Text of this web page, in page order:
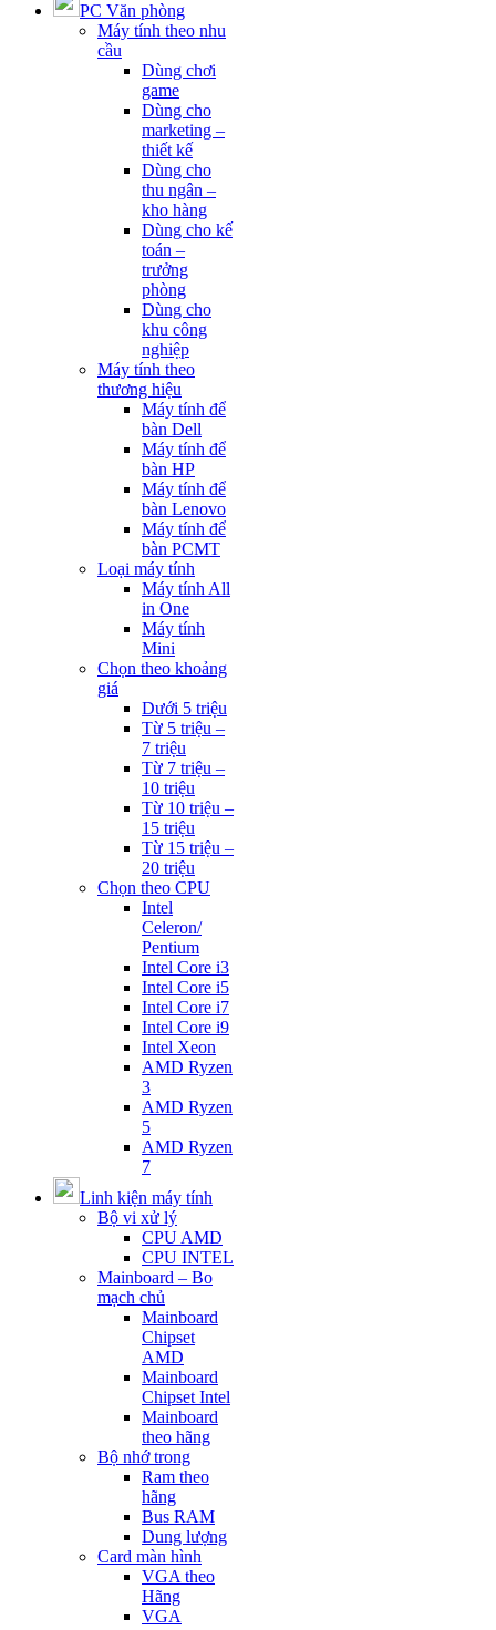
PC Văn phòng
Máy tính theo nhu
cầu
Dùng chơi
game
Dùng cho
marketing –
thiết kế
Dùng cho
thu ngân –
kho hàng
Dùng cho kế
toán –
trưởng
phòng
Dùng cho
khu công
nghiệp
Máy tính theo
thương hiệu
Máy tính để
bàn Dell
Máy tính để
bàn HP
Máy tính để
bàn Lenovo
Máy tính để
bàn PCMT
Loại máy tính
Máy tính All
in One
Máy tính
Mini
Chọn theo khoảng
giá
Dưới 5 triệu
Từ 5 triệu –
7 triệu
Từ 7 triệu –
10 triệu
Từ 10 triệu –
15 triệu
Từ 15 triệu –
20 triệu
Chọn theo CPU
Intel
Celeron/
Pentium
Intel Core i3
Intel Core i5
Intel Core i7
Intel Core i9
Intel Xeon
AMD Ryzen
3
AMD Ryzen
5
AMD Ryzen
7
Linh kiện máy tính
Bộ vi xử lý
CPU AMD
CPU INTEL
Mainboard – Bo
mạch chủ
Mainboard
Chipset
AMD
Mainboard
Chipset Intel
Mainboard
theo hãng
Bộ nhớ trong
Ram theo
hãng
Bus RAM
Dung lượng
Card màn hình
VGA theo
Hãng
VGA